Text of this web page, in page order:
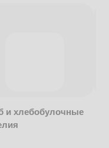
и хлебобулочные